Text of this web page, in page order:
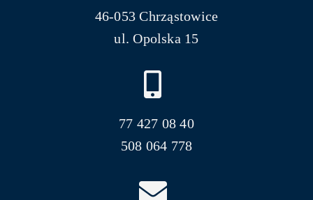
46-053 Chrząstowice
ul. Opolska 15
77 427 08 40
508 064 778